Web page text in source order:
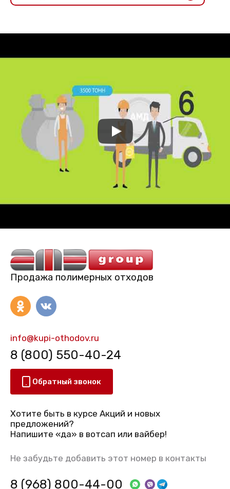
Продажа полимерных отходов
info@kupi-othodov.ru
8 (800) 550-40-24
Обратный звонок
Хотите быть в курсе Акций и новых
предложений?
Напишите «да» в вотсап или вайбер!
Не забудьте добавить этот номер в контакты
8 (968) 800-44-00